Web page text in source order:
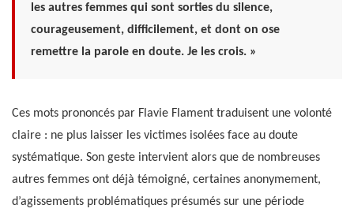
les autres femmes qui sont sorties du silence,
courageusement, difficilement, et dont on ose
remettre la parole en doute. Je les crois. »
Ces mots prononcés par Flavie Flament traduisent une volonté
claire : ne plus laisser les victimes isolées face au doute
systématique. Son geste intervient alors que de nombreuses
autres femmes ont déjà témoigné, certaines anonymement,
d’agissements problématiques présumés sur une période